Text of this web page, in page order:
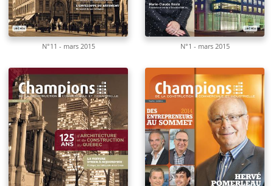
N°11 - mars 2015 N°1 - mars 2015